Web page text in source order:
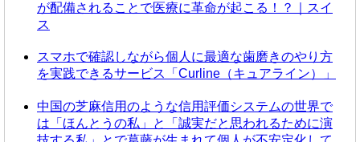
が配備されることで医療に革命が起こる！？｜スイ
ス
スマホで確認しながら個人に最適な歯磨きのやり方
を実践できるサービス「Curline（キュアライン）」
中国の芝麻信用のような信用評価システムの世界で
は「ほんとうの私」と「誠実だと思われるために演